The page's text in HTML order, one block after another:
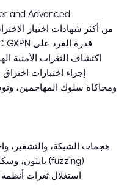
اكتشاف الثغرات الأمنية
ومحاكاة سلوك المهاجمين،
هجمات الشبكة، والتشفير،
بايثون، وسكاباي، واختبار الاختراق العشوائي (fuzzing)
استغلال ثغرات أنظمة